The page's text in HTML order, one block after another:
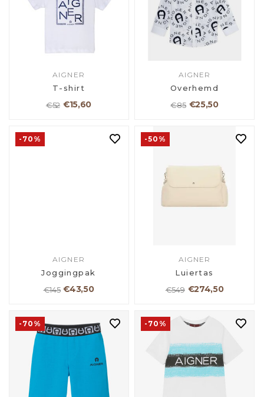
AIGNER
T-shirt
€52 €15,60
AIGNER
Overhemd
€85 €25,50
-70%
AIGNER
Joggingpak
€145 €43,50
-50%
AIGNER
Luiertas
€549 €274,50
-70% -70%